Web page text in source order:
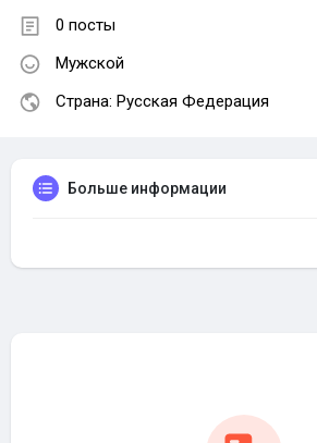
0 посты
Мужской
Страна: Русская Федерация
Больше информации